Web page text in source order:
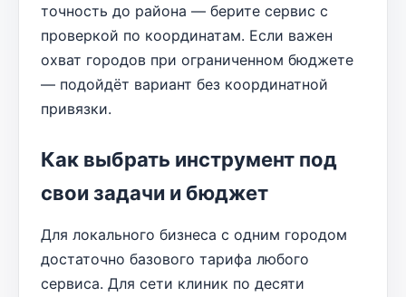
точность до района — берите сервис с
проверкой по координатам. Если важен
охват городов при ограниченном бюджете
— подойдёт вариант без координатной
привязки.
Как выбрать инструмент под
свои задачи и бюджет
Для локального бизнеса с одним городом
достаточно базового тарифа любого
сервиса. Для сети клиник по десяти